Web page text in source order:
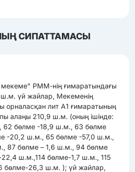
СИПАТТАМАСЫ
РММ-нің ғимаратындағы
үй жайлар, Мекеменің
орналасқан лит А1 ғимаратының
алаңы 210,9 ш.м. (оның ішінде:
62 бөлме -18,9 ш.м., 63 бөлме
-20,2 ш.м., 65 бөлме -57,0 ш.м.,
87 бөлме – 1,6 ш.м., 94 бөлме
ш.м.,114 бөлме-1,7 ш.м., 115
бөлме-26,3 ш.м. ); үй жайлар,